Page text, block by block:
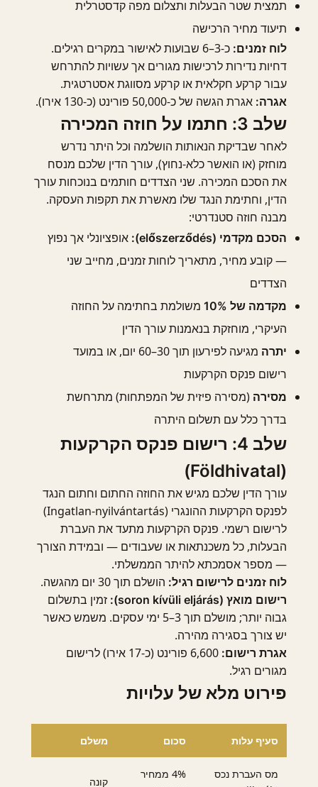
תמצית שטר הבעלות ותצלום מפה קדסטרלית
תיעוד מחיר הרכישה
לוח זמנים:
כ-3–6 שבועות לאישור במקרים רגילים.
דחיות נדירות לרכישות מגורים אך עשויות להתרחש
עבור קרקע חקלאית או קרקע מסווגת אסטרטגית.
אגרה: אגרת הגשה של כ-50,000 פורינט (כ-130 אירו).
שלב 3: חתמו על חוזה המכירה
לאחר שבדיקת הנאותות הושלמה וכל היתר נדרש
מוחזק (או הואשר כלא-נחוץ), עורך הדין שלכם מנסח
את הסכם המכירה. שני הצדדים חותמים בנוכחות עורך
הדין, וחתימת הנגד שלו מאשרת את תקפות העסקה.
מבנה חוזה סטנדרטי:
הסכם מקדמי (előszerződés):
אופציונלי אך נפוץ
— קובע מחיר, מתאריך לוחות זמנים, מחייב שני
הצדדים
מקדמה של 10%
משולמת בחתימה על החוזה
העיקרי, מוחזקת בנאמנות עורך הדין
יתרה
מגיעה לפירעון תוך 30–60 יום, או במועד
רישום פנקס הקרקעות
מסירה (מסירה פיזית של המפתחות) מתרחשת
בדרך כלל עם תשלום היתרה
שלב 4: רישום פנקס הקרקעות
(Földhivatal)
עורך הדין שלכם מגיש את החוזה החתום וחתום הנגד
לפנקס הקרקעות ההונגרי (Ingatlan-nyilvántartás)
לרישום רשמי. פנקס הקרקעות מתעד את העברת
הבעלות, כל משכנתאות או שעבודים — ובמידת הצורך
— מספר אסמכתא להיתר הממשלתי.
לוח זמנים לרישום רגיל: הושלם תוך 30 יום מהגשה.
רישום מואץ (soron kívüli eljárás):
זמין בתשלום
גבוה יותר; מושלם תוך 3–5 ימי עסקים. משמש כאשר
יש צורך בסגירה מהירה.
אגרת רישום:
6,600 פורינט (כ-17 אירו) לרישום
מגורים רגיל.
פירוט מלא של עלויות
סעיף עלות סכום משלם
מס העברת נכס
4% ממחיר
קונה